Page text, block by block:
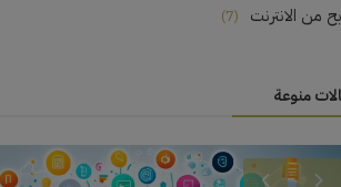
من الانترنت (7)
منوعة